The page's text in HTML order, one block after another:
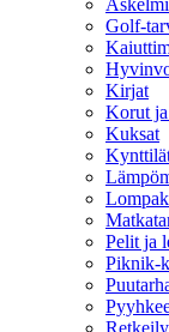
Golf-
Kirjat
Korut
Kuksat
Pelit ja
Piknik-